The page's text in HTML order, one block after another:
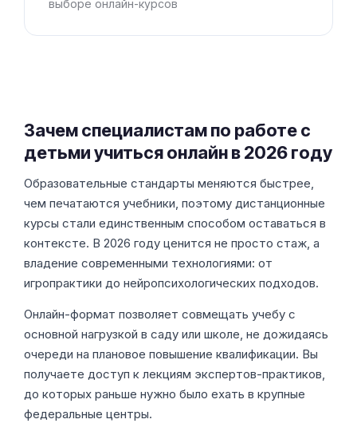
выборе онлайн-курсов
Зачем специалистам по работе с
детьми учиться онлайн в 2026 году
Образовательные стандарты меняются быстрее,
чем печатаются учебники, поэтому дистанционные
курсы стали единственным способом оставаться в
контексте. В 2026 году ценится не просто стаж, а
владение современными технологиями: от
игропрактики до нейропсихологических подходов.
Онлайн-формат позволяет совмещать учебу с
основной нагрузкой в саду или школе, не дожидаясь
очереди на плановое повышение квалификации. Вы
получаете доступ к лекциям экспертов-практиков,
до которых раньше нужно было ехать в крупные
федеральные центры.